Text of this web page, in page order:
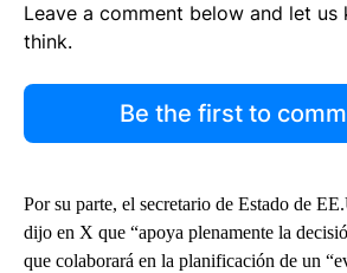
Leave a comment below and let us
think.
Be the first to
Por su parte, el secretario de Estado de
dijo en X que “apoya plenamente la
que colaborará en la planificación de un